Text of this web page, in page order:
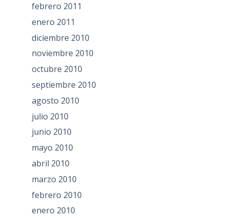
febrero 2011
enero 2011
diciembre 2010
noviembre 2010
octubre 2010
septiembre 2010
agosto 2010
julio 2010
junio 2010
mayo 2010
abril 2010
marzo 2010
febrero 2010
enero 2010